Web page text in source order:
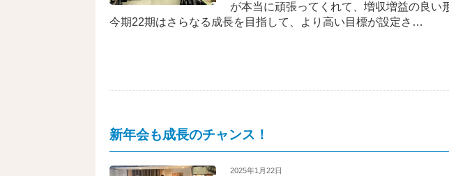
が本当に頑張ってくれて、増収増益の良い
今期22期はさらなる成長を目指して、より高い目標が設定さ…
新年会も成長のチャンス！
2025年1月22日